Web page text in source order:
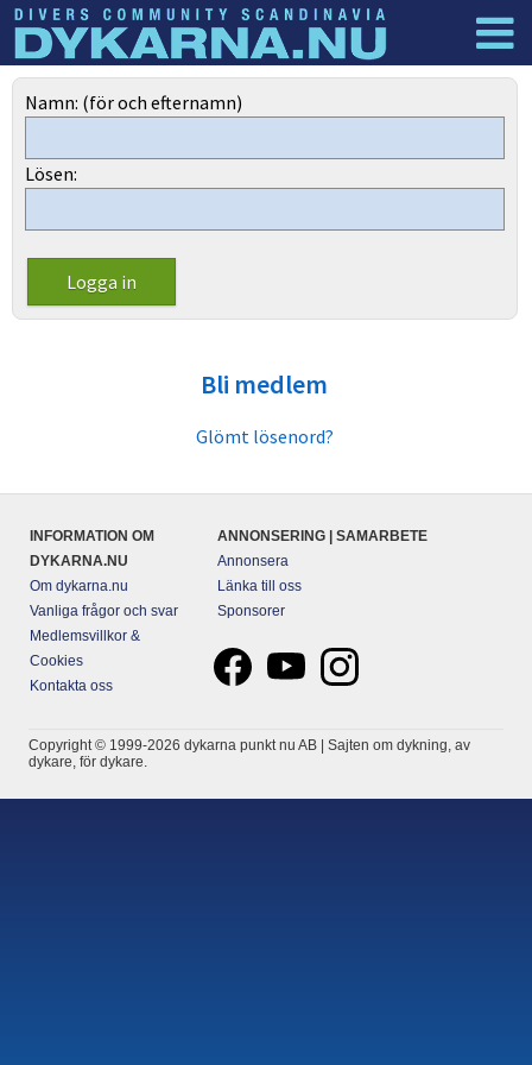
Dyknyheter
Namn: (för och efternamn)
Lösen:
Bli medlem
Glömt lösenord?
INFORMATION OM
DYKARNA.NU
Om dykarna.nu
Vanliga frågor och svar
Medlemsvillkor &
Cookies
Kontakta oss
ANNONSERING | SAMARBETE
Annonsera
Länka till oss
Sponsorer
Copyright © 1999-2026 dykarna punkt nu AB | Sajten om dykning, av
dykare, för dykare.